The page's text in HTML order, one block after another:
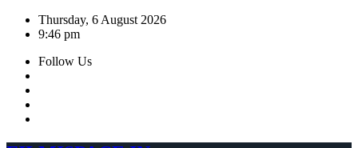
Skip
Thursday, 6 August 2026
9:46 pm
Follow Us